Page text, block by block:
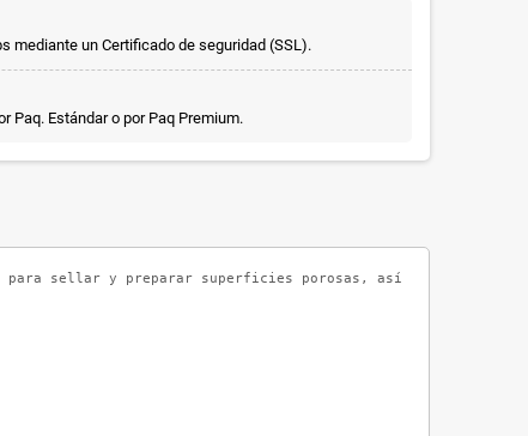
mediante un Certificado de seguridad (SSL).
Paq. Estándar o por Paq Premium.
sellar y preparar superficies porosas, así como en